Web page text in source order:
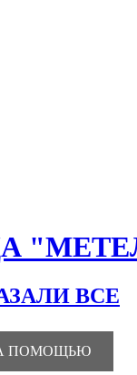
ВСЕ
ПОМОЩЬЮ